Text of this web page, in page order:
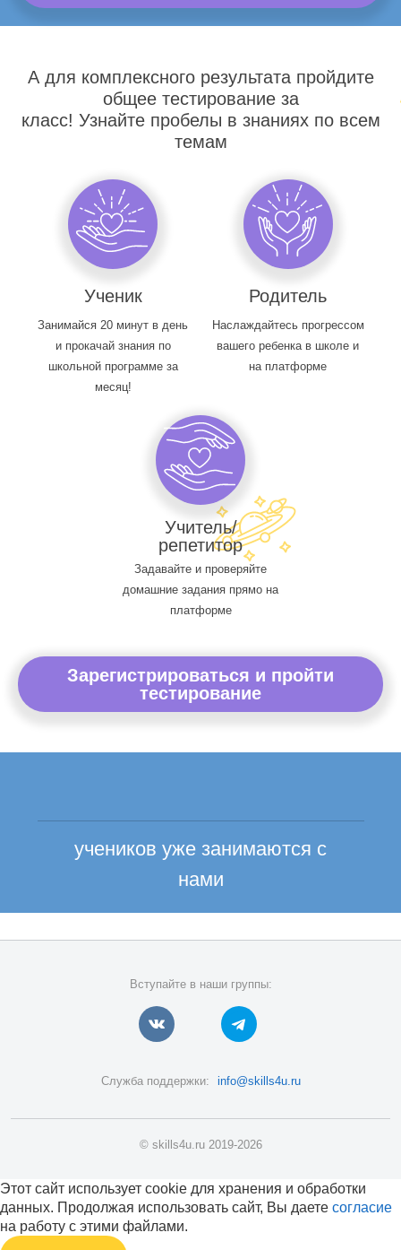
А для комплексного результата пройдите
общее тестирование за
класс! Узнайте пробелы в знаниях по всем
темам
Ученик
Занимайся 20 минут в день
и прокачай знания по
школьной программе за
месяц!
Родитель
Наслаждайтесь прогрессом
вашего ребенка в школе и
на платформе
Учитель/
репетитор
Задавайте и проверяйте
домашние задания прямо на
платформе
Зарегистрироваться и пройти
тестирование
учеников уже занимаются с
нами
Вступайте в наши группы:
Служба поддержки: info@skills4u.ru
© skills4u.ru 2019-2026
Этот сайт использует cookie для хранения и обработки
данных. Продолжая использовать сайт, Вы даете согласие
на работу с этими файлами.